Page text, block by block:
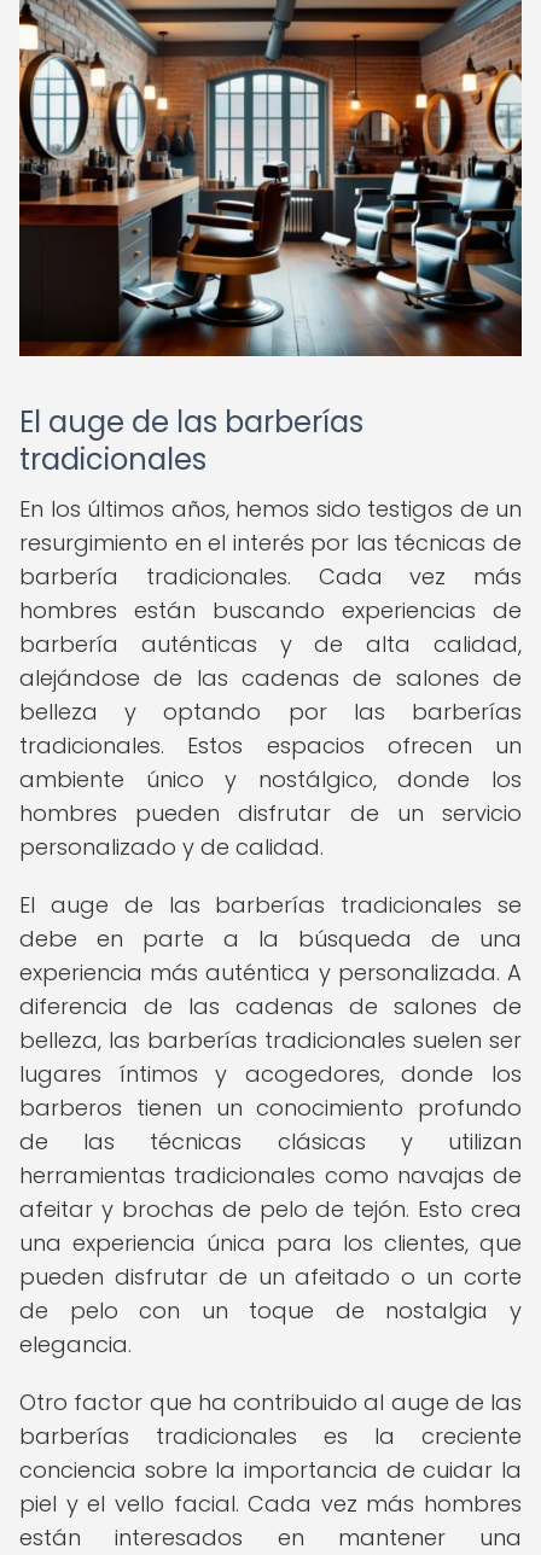
El auge de las barberías
tradicionales
En los últimos años, hemos sido testigos de un
resurgimiento en el interés por las técnicas de
barbería tradicionales. Cada vez más
hombres están buscando experiencias de
barbería auténticas y de alta calidad,
alejándose de las cadenas de salones de
belleza y optando por las barberías
tradicionales. Estos espacios ofrecen un
ambiente único y nostálgico, donde los
hombres pueden disfrutar de un servicio
personalizado y de calidad.
El auge de las barberías tradicionales se
debe en parte a la búsqueda de una
experiencia más auténtica y personalizada. A
diferencia de las cadenas de salones de
belleza, las barberías tradicionales suelen ser
lugares íntimos y acogedores, donde los
barberos tienen un conocimiento profundo
de las técnicas clásicas y utilizan
herramientas tradicionales como navajas de
afeitar y brochas de pelo de tejón. Esto crea
una experiencia única para los clientes, que
pueden disfrutar de un afeitado o un corte
de pelo con un toque de nostalgia y
elegancia.
Otro factor que ha contribuido al auge de las
barberías tradicionales es la creciente
conciencia sobre la importancia de cuidar la
piel y el vello facial. Cada vez más hombres
están interesados en mantener una